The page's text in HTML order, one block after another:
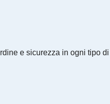
e sicurezza in ogni tipo